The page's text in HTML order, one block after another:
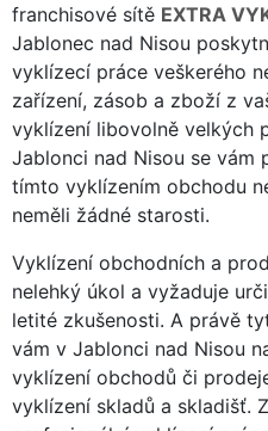
franchisové sítě EXTRA
Jablonec nad Nisou
vyklízecí práce veškerého
zařízení, zásob a zboží z
vyklízení libovolně velkých
Jablonci nad Nisou se vám
tímto vyklízením obchodu
neměli žádné starosti.
Vyklízení obchodních a
nelehký úkol a vyžaduje
letité zkušenosti. A právě
vám v Jablonci nad Nisou
vyklízení obchodů či
vyklízení skladů a skladišť.